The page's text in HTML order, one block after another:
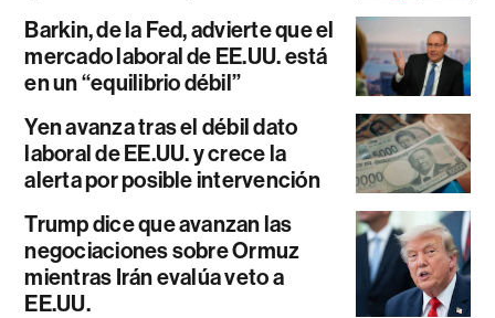
Barkin, de la Fed, advierte que el
mercado laboral de EE.UU. está
en un “equilibrio débil”
Yen avanza tras el débil dato
laboral de EE.UU. y crece la
alerta por posible intervención
Trump dice que avanzan las
negociaciones sobre Ormuz
mientras Irán evalúa veto a
EE.UU.